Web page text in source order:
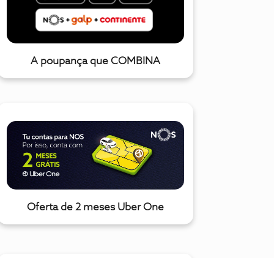
A poupança que COMBINA
Oferta de 2 meses Uber One